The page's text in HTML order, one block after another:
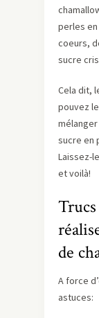
perles
coeurs,
sucre
Cela dit,
pouvez
sucre en
Laissez-
et voilà!
de
A force
astuces: